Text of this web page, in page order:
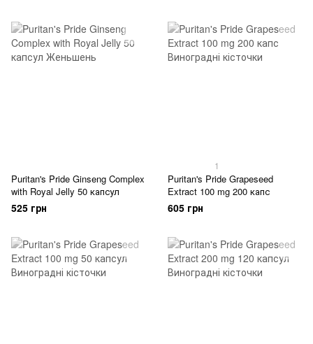
Puritan's Pride Ginseng Complex
with Royal Jelly 50 капсул
525 грн
1
Puritan's Pride Grapeseed
Extract 100 mg 200 капс
605 грн